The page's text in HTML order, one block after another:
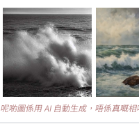
呢啲圖係用 AI 自動生成，唔係真嘅